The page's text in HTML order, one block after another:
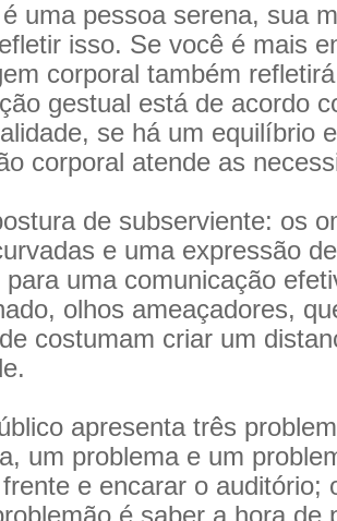
uma pessoa serena, sua
isso. Se você é mais
corporal também
gestual está de acordo
se há um equilíbrio
corporal atende as
de subserviente: os
e uma expressão
para uma comunicação
olhos ameaçadores,
costumam criar um
apresenta três
um problema e um
e encarar o auditório;